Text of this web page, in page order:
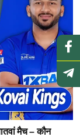
मैच – कौन